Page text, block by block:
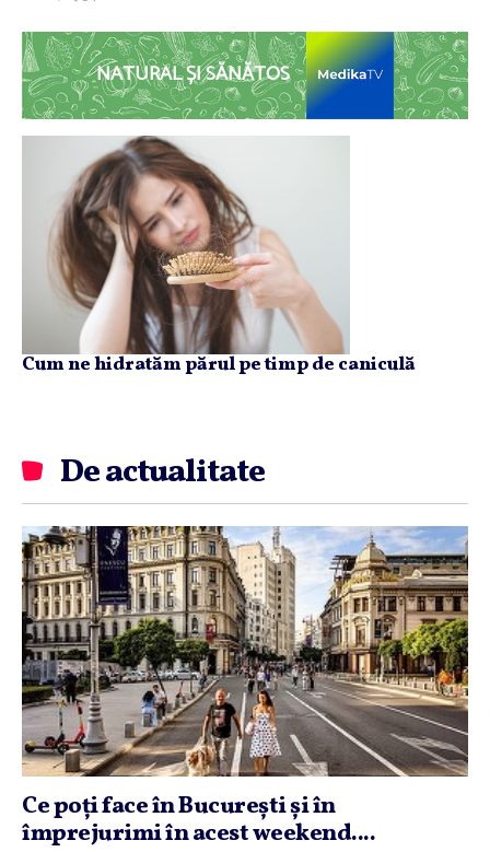
NATURAL ȘI SĂNĂTOS
Cum ne hidratăm părul pe timp de caniculă
De actualitate
Ce poţi face în Bucureşti şi în
împrejurimi în acest weekend....